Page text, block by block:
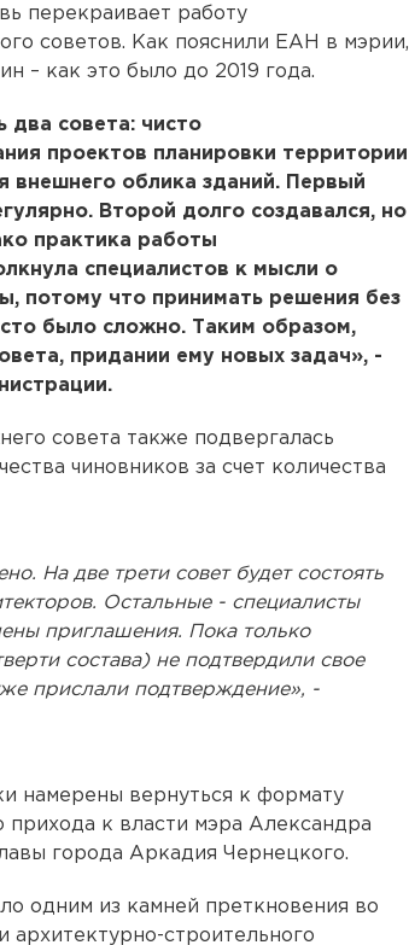
перекраивает работу
советов. Как пояснили ЕАН в мэрии,
– как это было до 2019 года.
два совета: чисто
проектов планировки территории
внешнего облика зданий. Первый
Второй долго создавался, но
практика работы
специалистов к мысли о
потому что принимать решения без
было сложно. Таким образом,
придании ему новых задач», -
совета также подвергалась
чиновников за счет количества
На две трети совет будет состоять
Остальные - специалисты
приглашения. Пока только
состава) не подтвердили свое
прислали подтверждение», -
намерены вернуться к формату
прихода к власти мэра Александра
города Аркадия Чернецкого.
одним из камней преткновения во
архитектурно-строительного